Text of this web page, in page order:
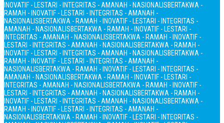
INOVATIF - LESTARI - INTEGRITAS - AMANAH - NASIONALISBERTAKWA -
RAMAH - INOVATIF - LESTARI - INTEGRITAS - AMANAH -
NASIONALISBERTAKWA - RAMAH - INOVATIF - LESTARI - INTEGRITAS -
AMANAH - NASIONALISBERTAKWA - RAMAH - INOVATIF - LESTARI -
INTEGRITAS - AMANAH - NASIONALISBERTAKWA - RAMAH - INOVATIF -
LESTARI - INTEGRITAS - AMANAH - NASIONALISBERTAKWA - RAMAH -
INOVATIF - LESTARI - INTEGRITAS - AMANAH - NASIONALISBERTAKWA -
RAMAH - INOVATIF - LESTARI - INTEGRITAS - AMANAH -
NASIONALISBERTAKWA - RAMAH - INOVATIF - LESTARI - INTEGRITAS -
AMANAH - NASIONALISBERTAKWA - RAMAH - INOVATIF - LESTARI -
INTEGRITAS - AMANAH - NASIONALISBERTAKWA - RAMAH - INOVATIF -
LESTARI - INTEGRITAS - AMANAH - NASIONALISBERTAKWA - RAMAH -
INOVATIF - LESTARI - INTEGRITAS - AMANAH - NASIONALISBERTAKWA -
RAMAH - INOVATIF - LESTARI - INTEGRITAS - AMANAH -
NASIONALISBERTAKWA - RAMAH - INOVATIF - LESTARI - INTEGRITAS -